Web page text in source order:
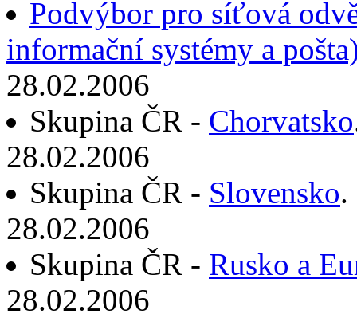
Podvýbor pro síťová
informační systémy a
28.02.2006
Skupina ČR - Chorvatsko
28.02.2006
Skupina ČR - Slovensko.
28.02.2006
Skupina ČR - Rusko a
28.02.2006